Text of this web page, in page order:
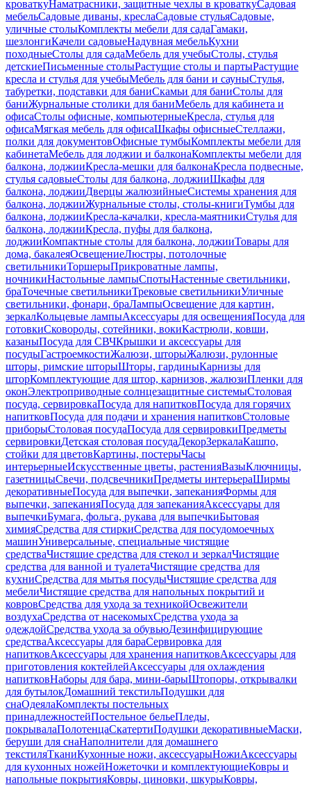
кроваткуНаматрасники, защитные чехлы в кроваткуСадовая
мебельСадовые диваны, креслаСадовые стульяСадовые,
уличные столыКомплекты мебели для садаГамаки,
шезлонгиКачели садовыеНадувная мебельКухни
походныеСтолы для садаМебель для учебыСтолы, стулья
детскиеПисьменные столыРастущие столы и партыРастущие
кресла и стулья для учебыМебель для бани и сауныСтулья,
табуретки, подставки для баниСкамьи для баниСтолы для
баниЖурнальные столики для баниМебель для кабинета и
офисаСтолы офисные, компьютерныеКресла, стулья для
офисаМягкая мебель для офисаШкафы офисныеСтеллажи,
полки для документовОфисные тумбыКомплекты мебели для
кабинетаМебель для лоджии и балконаКомплекты мебели для
балкона, лоджииКресла-мешки для балконаКресла подвесные,
стулья садовыеСтолы для балкона, лоджииШкафы для
балкона, лоджииДверцы жалюзийныеСистемы хранения для
балкона, лоджииЖурнальные столы, столы-книгиТумбы для
балкона, лоджииКресла-качалки, кресла-маятникиСтулья для
балкона, лоджииКресла, пуфы для балкона,
лоджииКомпактные столы для балкона, лоджииТовары для
дома, бакалеяОсвещениеЛюстры, потолочные
светильникиТоршерыПрикроватные лампы,
ночникиНастольные лампыСпотыНастенные светильники,
браТочечные светильникиТрековые светильникиУличные
светильники, фонари, браЛампыОсвещение для картин,
зеркалКольцевые лампыАксессуары для освещенияПосуда для
готовкиСковороды, сотейники, вокиКастрюли, ковши,
казаныПосуда для СВЧКрышки и аксессуары для
посудыГастроемкостиЖалюзи, шторыЖалюзи, рулонные
шторы, римские шторыШторы, гардиныКарнизы для
шторКомплектующие для штор, карнизов, жалюзиПленки для
оконЭлектроприводные солнцезащитные системыСтоловая
посуда, сервировкаПосуда для напитковПосуда для горячих
напитковПосуда для подачи и хранения напитковСтоловые
приборыСтоловая посудаПосуда для сервировкиПредметы
сервировкиДетская столовая посудаДекорЗеркалаКашпо,
стойки для цветовКартины, постерыЧасы
интерьерныеИскусственные цветы, растенияВазыКлючницы,
газетницыСвечи, подсвечникиПредметы интерьераШирмы
декоративныеПосуда для выпечки, запеканияФормы для
выпечки, запеканияПосуда для запеканияАксессуары для
выпечкиБумага, фольга, рукава для выпечкиБытовая
химияСредства для стиркиСредства для посудомоечных
машинУниверсальные, специальные чистящие
средстваЧистящие средства для стекол и зеркалЧистящие
средства для ванной и туалетаЧистящие средства для
кухниСредства для мытья посудыЧистящие средства для
мебелиЧистящие средства для напольных покрытий и
ковровСредства для ухода за техникойОсвежители
воздухаСредства от насекомыхСредства ухода за
одеждойСредства ухода за обувьюДезинфицирующие
средстваАксессуары для бараСервировка для
напитковАксессуары для хранения напитковАксессуары для
приготовления коктейлейАксессуары для охлаждения
напитковНаборы для бара, мини-барыШтопоры, открывалки
для бутылокДомашний текстильПодушки для
снаОдеялаКомплекты постельных
принадлежностейПостельное бельеПледы,
покрывалаПолотенцаСкатертиПодушки декоративныеМаски,
беруши для снаНаполнители для домашнего
текстиляТканиКухонные ножи, аксессуарыНожиАксессуары
для кухонных ножейНожеточки и комплектующиеКовры и
напольные покрытияКовры, циновки, шкурыКовры,